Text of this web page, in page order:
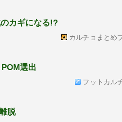
カギになる!?
カルチョまとめ
選出
フットカル
脱